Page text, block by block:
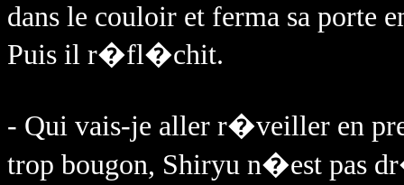
dans le couloir et ferma sa porte
Puis il r�fl�chit.
- Qui vais-je aller r�veiller en
trop bougon, Shiryu n�est pas